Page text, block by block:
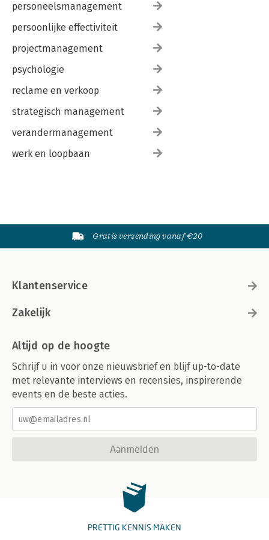
personeelsmanagement
persoonlijke effectiviteit
projectmanagement
psychologie
reclame en verkoop
strategisch management
verandermanagement
werk en loopbaan
Gratis verzending vanaf €20
Klantenservice
Zakelijk
Altijd op de hoogte
Schrijf u in voor onze nieuwsbrief en blijf up-to-date
met relevante interviews en recensies, inspirerende
events en de beste acties.
Aanmelden
PRETTIG KENNIS MAKEN